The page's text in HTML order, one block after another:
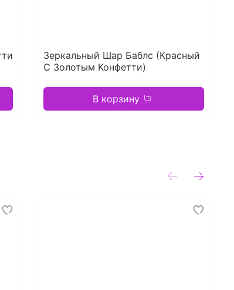
Зеркальный Шар Баблс (Красный
С Золотым Конфетти)
В корзину